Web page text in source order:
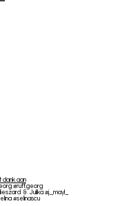
dank aan
#ruff.georg
& Julika #j._mayl_
#selinascu